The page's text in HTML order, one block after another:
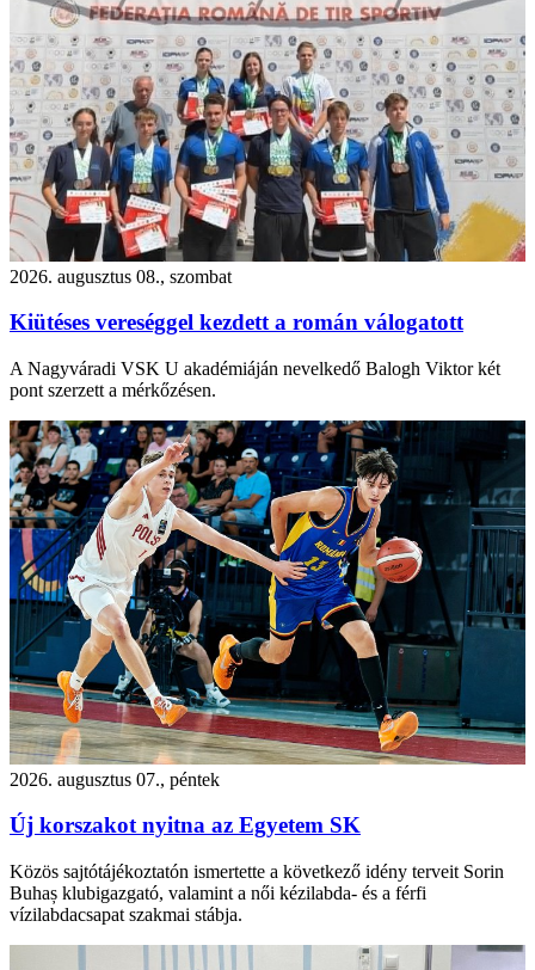
2026. augusztus 08., szombat
Kiütéses vereséggel kezdett a román válogatott
A Nagyváradi VSK U akadémiáján nevelkedő Balogh Viktor két
pont szerzett a mérkőzésen.
2026. augusztus 07., péntek
Új korszakot nyitna az Egyetem SK
Közös sajtótájékoztatón ismertette a következő idény terveit Sorin
Buhaș klubigazgató, valamint a női kézilabda- és a férfi
vízilabdacsapat szakmai stábja.